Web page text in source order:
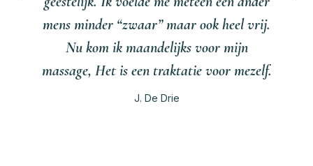
mens minder “zwaar” maar ook heel vrij.
Nu kom ik maandelijks voor mijn
massage, Het is een traktatie voor mezelf.
J. De Drie